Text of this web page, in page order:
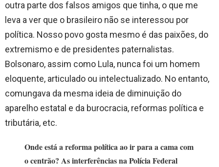
outra parte dos falsos amigos que tinha, o que me
leva a ver que o brasileiro não se interessou por
política. Nosso povo gosta mesmo é das paixões, do
extremismo e de presidentes paternalistas.
Bolsonaro, assim como Lula, nunca foi um homem
eloquente, articulado ou intelectualizado. No entanto,
comungava da mesma ideia de diminuição do
aparelho estatal e da burocracia, reformas política e
tributária, etc.
Onde está a reforma política ao ir para a cama com
o centrão? As interferências na Polícia Federal